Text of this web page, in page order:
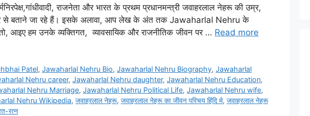
राजनेता और भारत के प्रथम प्रधानमन्त्री जवाहरलाल नेहरू की उम्र,
से बताने जा रहे हैं। इसके अलावा, आप लेख के अंत तक Jawaharlal Nehru के
आइए हम उनके व्यक्तिगत, व्यावसायिक और राजनीतिक जीवन पर … Read more
Patel,Jawaharlal Nehru Bio,Jawaharlal Nehru Biography,Jawaharlal
Nehru career, Jawaharlal Nehru daughter, Jawaharlal Nehru Education,
Nehru Marriage, Jawaharlal Nehru Political Life, Jawaharlal Nehru wife,
Nehru Wikipedia, जवाहरलाल नेहरू, जवाहरलाल नेहरू का जीवन परिचय हिंदि मे, जवाहरलाल नेहरू
रत्न